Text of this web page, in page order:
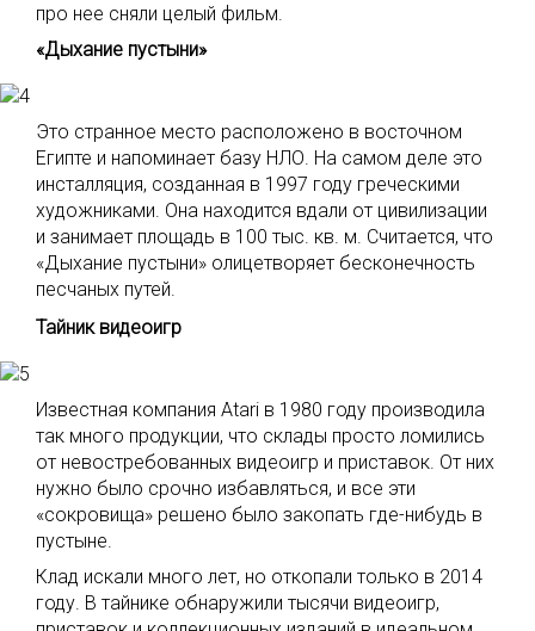
про нее сняли целый фильм.
«Дыхание пустыни»
Это странное место расположено в восточном
Египте и напоминает базу НЛО. На самом деле это
инсталляция, созданная в 1997 году греческими
художниками. Она находится вдали от цивилизации
и занимает площадь в 100 тыс. кв. м. Считается, что
«Дыхание пустыни» олицетворяет бесконечность
песчаных путей.
Тайник видеоигр
Известная компания Atari в 1980 году производила
так много продукции, что склады просто ломились
от невостребованных видеоигр и приставок. От них
нужно было срочно избавляться, и все эти
«сокровища» решено было закопать где-нибудь в
пустыне.
Клад искали много лет, но откопали только в 2014
году. В тайнике обнаружили тысячи видеоигр,